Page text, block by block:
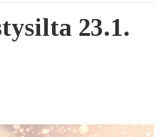
23.1.